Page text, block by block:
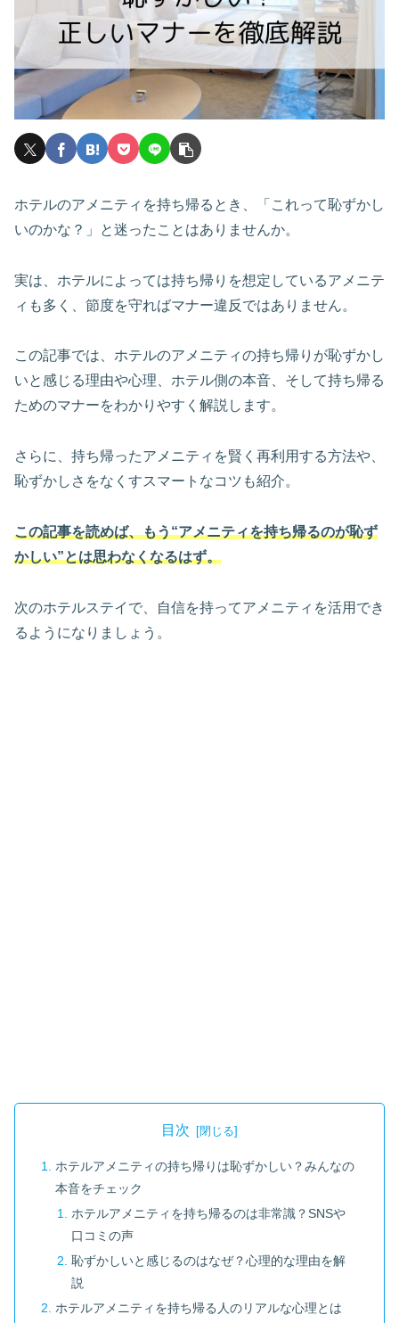
ホテルのアメニティを持ち帰るとき、「これって恥ずかし
いのかな？」と迷ったことはありませんか。
実は、ホテルによっては持ち帰りを想定しているアメニテ
ィも多く、節度を守ればマナー違反ではありません。
この記事では、ホテルのアメニティの持ち帰りが恥ずかし
いと感じる理由や心理、ホテル側の本音、そして持ち帰る
ためのマナーをわかりやすく解説します。
さらに、持ち帰ったアメニティを賢く再利用する方法や、
恥ずかしさをなくすスマートなコツも紹介。
この記事を読めば、もう“アメニティを持ち帰るのが恥ず
かしい”とは思わなくなるはず。
次のホテルステイで、自信を持ってアメニティを活用でき
るようになりましょう。
目次
ホテルアメニティの持ち帰りは恥ずかしい？みんなの
本音をチェック
ホテルアメニティを持ち帰るのは非常識？SNSや
口コミの声
恥ずかしいと感じるのはなぜ？心理的な理由を解
説
ホテルアメニティを持ち帰る人のリアルな心理とは